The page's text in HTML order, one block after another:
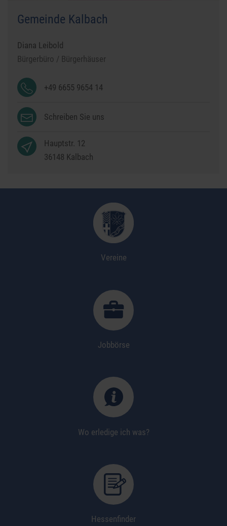
Gemeinde Kalbach
Diana Leibold
Bürgerbüro / Bürgerhäuser
+49 6655 9654 14
Schreiben Sie uns
Hauptstr. 12
36148 Kalbach
Vereine
Jobbörse
Wo erledige ich was?
Hessenfinder